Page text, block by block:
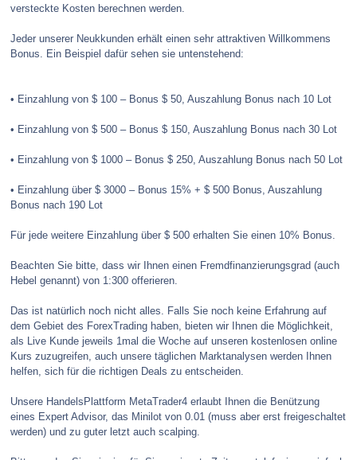
versteckte Kosten berechnen werden.
Jeder unserer Neukkunden erhält einen sehr attraktiven Willkommens
Bonus. Ein Beispiel dafür sehen sie untenstehend:
• Einzahlung von $ 100 – Bonus $ 50, Auszahlung Bonus nach 10 Lot
• Einzahlung von $ 500 – Bonus $ 150, Auszahlung Bonus nach 30 Lot
• Einzahlung von $ 1000 – Bonus $ 250, Auszahlung Bonus nach 50 Lot
• Einzahlung über $ 3000 – Bonus 15% + $ 500 Bonus, Auszahlung
Bonus nach 190 Lot
Für jede weitere Einzahlung über $ 500 erhalten Sie einen 10% Bonus.
Beachten Sie bitte, dass wir Ihnen einen Fremdfinanzierungsgrad (auch
Hebel genannt) von 1:300 offerieren.
Das ist natürlich noch nicht alles. Falls Sie noch keine Erfahrung auf
dem Gebiet des ForexTrading haben, bieten wir Ihnen die Möglichkeit,
als Live Kunde jeweils 1mal die Woche auf unseren kostenlosen online
Kurs zuzugreifen, auch unsere täglichen Marktanalysen werden Ihnen
helfen, sich für die richtigen Deals zu entscheiden.
Unsere HandelsPlattform MetaTrader4 erlaubt Ihnen die Benützung
eines Expert Advisor, das Minilot von 0.01 (muss aber erst freigeschaltet
werden) und zu guter letzt auch scalping.